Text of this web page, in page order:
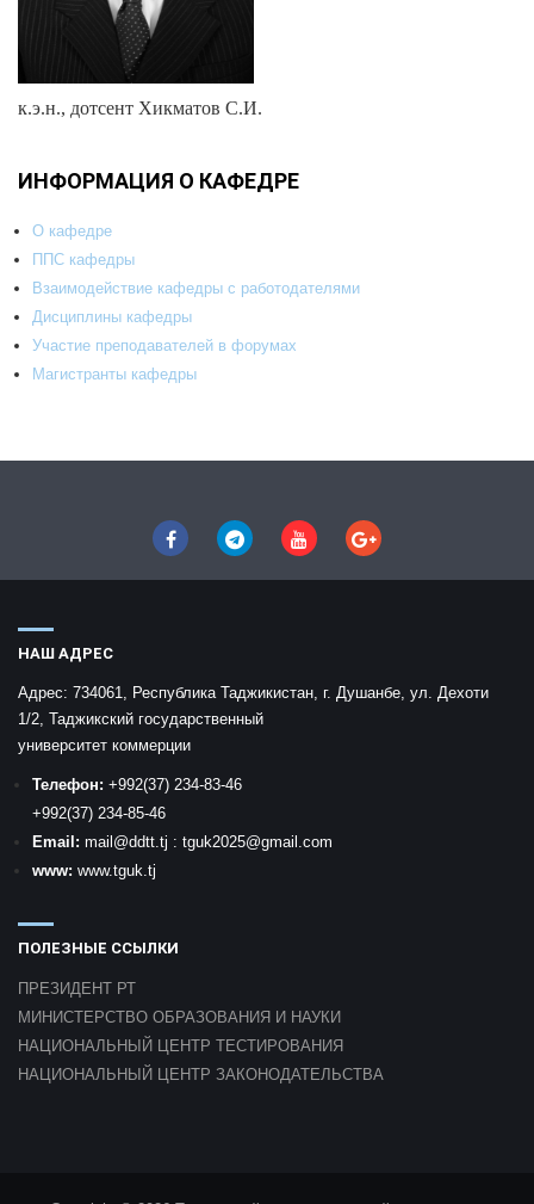
к.э.н., дотсент Хикматов С.И.
ИНФОРМАЦИЯ О КАФЕДРЕ
О кафедре
ППС кафедры
Взаимодействие кафедры с работодателями
Дисциплины кафедры
Участие преподавателей в форумах
Магистранты кафедры
НАШ АДРЕС
Адрес: 734061, Республика Таджикистан, г. Душанбе, ул. Дехоти
1/2, Таджикский государственный
университет коммерции
Телефон: +992(37) 234-83-46
+992(37) 234-85-46
Email: mail @ddtt.tj : tguk2025@gmail.com
www: www.tguk.tj
ПОЛЕЗНЫЕ ССЫЛКИ
ПРЕЗИДЕНТ РТ
МИНИСТЕРСТВО ОБРАЗОВАНИЯ И НАУКИ
НАЦИОНАЛЬНЫЙ ЦЕНТР ТЕСТИРОВАНИЯ
НАЦИОНАЛЬНЫЙ ЦЕНТР ЗАКОНОДАТЕЛЬСТВА